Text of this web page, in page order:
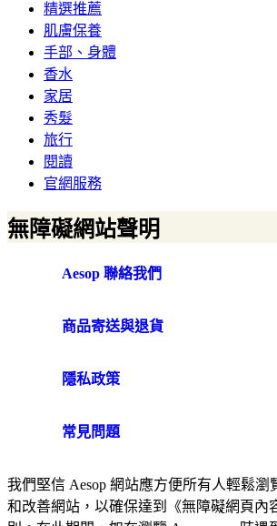
精選推薦
肌膚保養
手部、身體
香水
家居
秀髮
旅行
閱讀
官網服務
無障礙網站聲明
Aesop 聯絡我們
商品寄送與退貨
隱私政策
常見問題
我們堅信 Aesop 網站應方便所有人輕鬆瀏
和改善網站，以確保達到《無障礙網頁內